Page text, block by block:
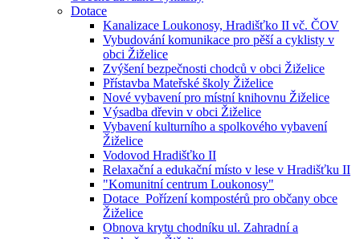
Dotace
Kanalizace Loukonosy, Hradišťko II vč. ČOV
Vybudování komunikace pro pěší a cyklisty v
obci Žiželice
Zvýšení bezpečnosti chodců v obci Žiželice
Přístavba Mateřské školy Žiželice
Nové vybavení pro místní knihovnu Žiželice
Výsadba dřevin v obci Žiželice
Vybavení kulturního a spolkového vybavení
Žiželice
Vodovod Hradišťko II
Relaxační a edukační místo v lese v Hradišťku II
"Komunitní centrum Loukonosy"
Dotace_Pořízení kompostérů pro občany obce
Žiželice
Obnova krytu chodníku ul. Zahradní a